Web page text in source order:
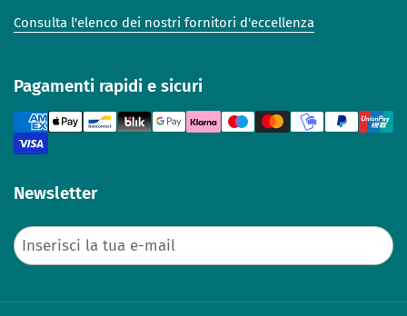
Consulta l'elenco dei nostri fornitori d'eccellenza
Pagamenti rapidi e sicuri
Newsletter